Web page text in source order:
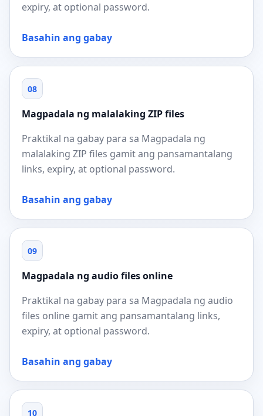
expiry, at optional password.
Basahin ang gabay
08
Magpadala ng malalaking ZIP files
Praktikal na gabay para sa Magpadala ng
malalaking ZIP files gamit ang pansamantalang
links, expiry, at optional password.
Basahin ang gabay
09
Magpadala ng audio files online
Praktikal na gabay para sa Magpadala ng audio
files online gamit ang pansamantalang links,
expiry, at optional password.
Basahin ang gabay
10